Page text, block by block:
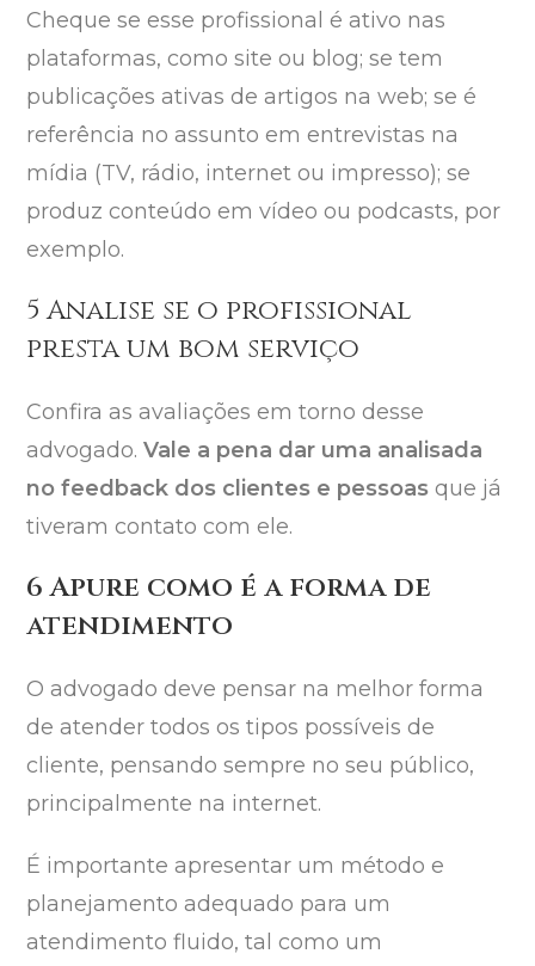
Cheque se esse profissional é ativo nas
plataformas, como site ou blog; se tem
publicações ativas de artigos na web; se é
referência no assunto em entrevistas na
mídia (TV, rádio, internet ou impresso); se
produz conteúdo em vídeo ou podcasts, por
exemplo.
5 Analise se o profissional
presta um bom serviço
Confira as avaliações em torno desse
advogado.Vale a pena dar uma analisada
no feedback dos clientes e pessoas que já
tiveram contato com ele.
6 Apure como é a forma de
atendimento
O advogado deve pensar na melhor forma
de atender todos os tipos possíveis de
cliente, pensando sempre no seu público,
principalmente na internet.
É importante apresentar um método e
planejamento adequado para um
atendimento fluido, tal como um